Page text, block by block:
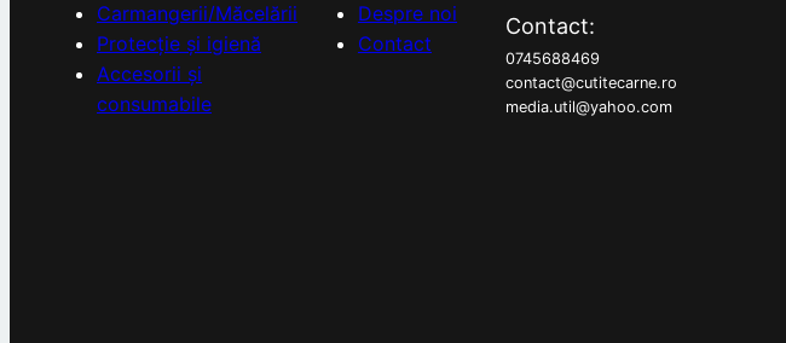
Carmangerii/Măcelării
Protecție și igienă
Accesorii și
consumabile
Despre noi
Contact
Contact:
0745688469
contact@cutitecarne.ro
media.util@yahoo.com